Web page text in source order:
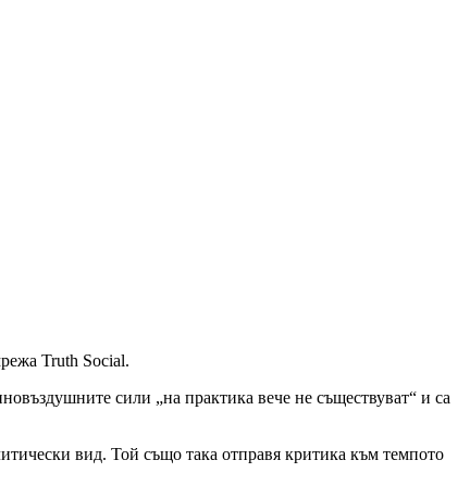
Truth Social.
сили „на практика вече не съществуват“ и са
вид. Той също така отправя критика към темпото